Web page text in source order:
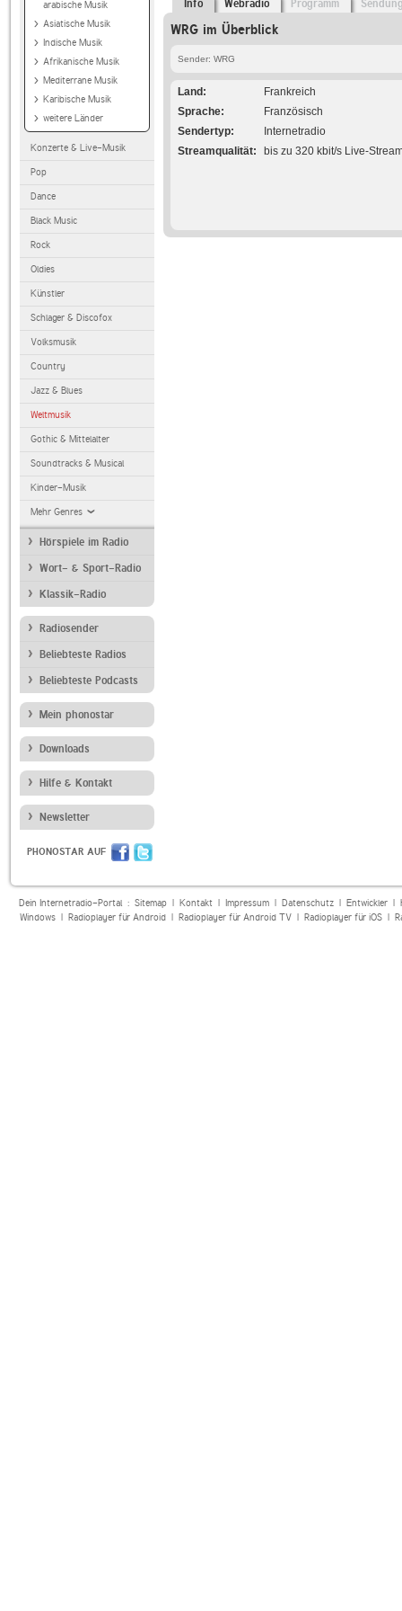
arabische Musik
Asiatische Musik
Indische Musik
Afrikanische Musik
Mediterrane Musik
Karibische Musik
weitere Länder
Konzerte & Live-Musik
Pop
Dance
Black Music
Rock
Oldies
Künstler
Schlager & Discofox
Volksmusik
Country
Jazz & Blues
Weltmusik
Gothic & Mittelalter
Soundtracks & Musical
Kinder-Musik
Mehr Genres
Hörspiele im Radio
Wort- & Sport-Radio
Klassik-Radio
Radiosender
Beliebteste Radios
Beliebteste Podcasts
Mein phonostar
Downloads
Hilfe & Kontakt
Newsletter
PHONOSTAR AUF
Info Webradio Programm
WRG im Überblick
Sender: WRG
Land
Frankreich
Sprache
Französisch
Sendertyp
Internetradio
Streamqualität
bis zu 320 kbit/s Live-
Dein Internetradio-Portal : Sitemap| Kontakt| Impressum| Datenschutz| Entwickler|
Windows| Radioplayer für Android| Radioplayer für Android TV| Radioplayer für iOS|